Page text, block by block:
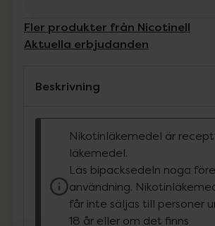
Fler produkter från Nicotinell
Aktuella erbjudanden
Beskrivning
Nikotinläkemedel är
läkemedel.
Läs bipacksedeln noga före
användning.
får inte säljas till personer
18 år eller om det finns